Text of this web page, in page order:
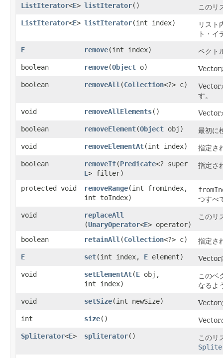
ListIterator<E> listIterator()
このリ
ListIterator<E> listIterator​(int index)
リスト
ト・イ
E
remove​(int index)
ベクト
boolean
remove​(Object o)
Vector
boolean
removeAll ​(Collection<?> c)
Vector
す。
void
removeAllElements()
Vector
boolean
removeElement​(Object obj)
最初に
void
removeElementAt​(int index)
指定さ
boolean
removeIf​(Predicate<? super
E> filter)
指定さ
protected void removeRange​(int fromIndex,
int toIndex)
つすべ
void
replaceAll
(UnaryOperator<E> operator)
このリ
boolean retainAll ​(Collection<?> c)
指定さ
E
set​(int index, E element)
Vector
void
setElementAt​(E obj,
int index)
このベ
なるよ
void
setSize​(int newSize)
Vector
int
size()
Vector
Spliterator<E> spliterator()
このリ